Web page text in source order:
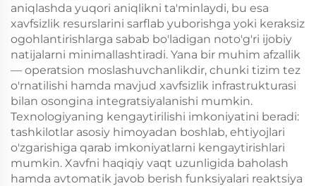
aniqlashda yuqori aniqlikni ta'minlaydi, bu esa
xavfsizlik resurslarini sarflab yuborishga yoki keraksiz
ogohlantirishlarga sabab bo'ladigan noto'g'ri ijobiy
natijalarni minimallashtiradi. Yana bir muhim afzallik
— operatsion moslashuvchanlikdir, chunki tizim tez
o'rnatilishi hamda mavjud xavfsizlik infrastrukturasi
bilan osongina integratsiyalanishi mumkin.
Texnologiyaning kengaytirilishi imkoniyatini beradi:
tashkilotlar asosiy himoyadan boshlab, ehtiyojlari
o'zgarishiga qarab imkoniyatlarni kengaytirishlari
mumkin. Xavfni haqiqiy vaqt uzunligida baholash
hamda avtomatik javob berish funksiyalari reaktsiya